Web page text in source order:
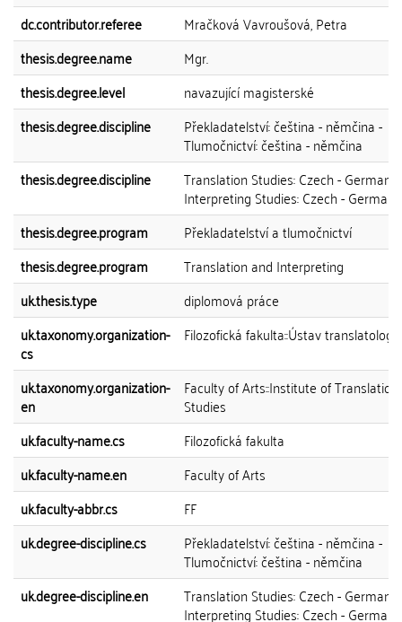
dc.contributor.referee
Mračková Vavroušová, Petra
thesis.degree.name
Mgr.
thesis.degree.level
navazující magisterské
thesis.degree.discipline
Překladatelství: čeština - němčina -
Tlumočnictví: čeština - němčina
thesis.degree.discipline
Translation Studies: Czech - German -
Interpreting Studies: Czech - German
thesis.degree.program
Překladatelství a tlumočnictví
thesis.degree.program
Translation and Interpreting
uk.thesis.type
diplomová práce
uk.taxonomy.organization-
cs
Filozofická fakulta::Ústav translatologie
uk.taxonomy.organization-
en
Faculty of Arts::Institute of Translation
Studies
uk.faculty-name.cs
Filozofická fakulta
uk.faculty-name.en
Faculty of Arts
uk.faculty-abbr.cs
FF
uk.degree-discipline.cs
Překladatelství: čeština - němčina -
Tlumočnictví: čeština - němčina
uk.degree-discipline.en
Translation Studies: Czech - German -
Interpreting Studies: Czech - German